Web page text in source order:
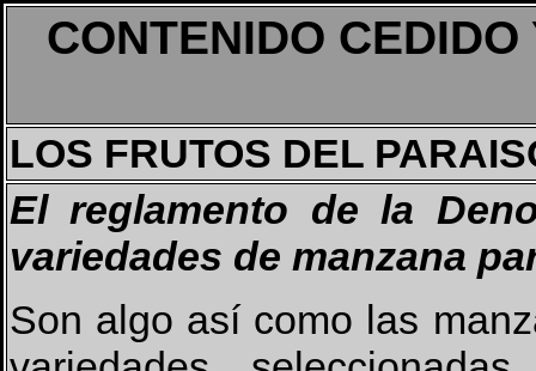
CONTENIDO
LOS FRUTOS DEL
El reglamento de la
variedades de manzana
Son algo así como las